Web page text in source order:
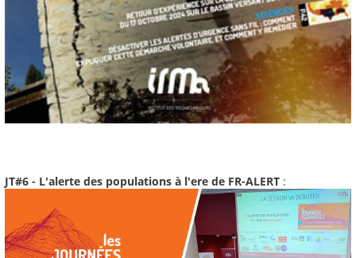
JT#6 - L'alerte des populations à l'ere de FR-ALERT :